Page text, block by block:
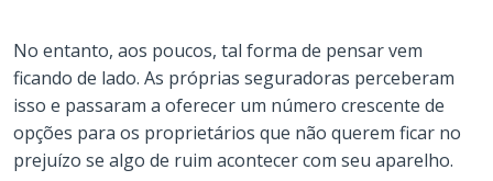
No entanto, aos poucos, tal forma de pensar vem
ficando de lado. As próprias seguradoras perceberam
isso e passaram a oferecer um número crescente de
opções para os proprietários que não querem ficar no
prejuízo se algo de ruim acontecer com seu aparelho.